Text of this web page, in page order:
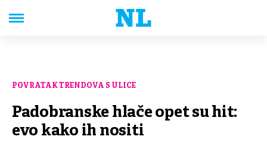
POVRATAK TRENDOVA S ULICE
Padobranske hlače opet su hit:
evo kako ih nositi